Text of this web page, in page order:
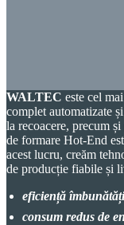
WALTEC este cel
complet automatizate
la recoacere, precum
de formare Hot-End
acest lucru, creăm
de producție fiabile și
eficiență
consum redus de